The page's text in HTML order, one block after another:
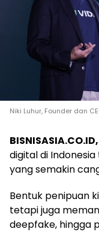
Niki Luhur, Founder dan
digital di
yang semakin
Bentuk penipuan
tetapi juga
deepfake, hingga